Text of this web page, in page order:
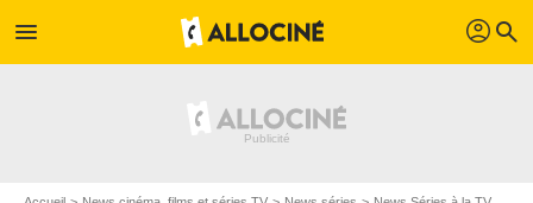
menu profil search